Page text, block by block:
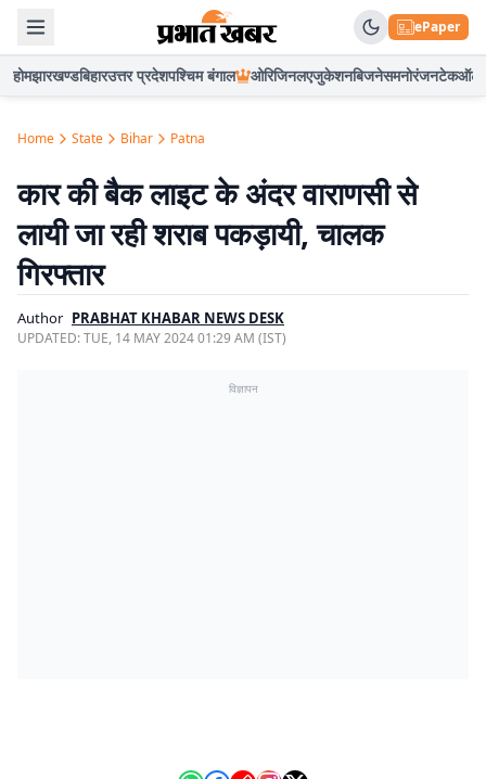
ePaper
होमझारखण्डबिहारउत्तर प्रदेशपश्चिम बंगाल ओरिजिनलएजुकेशनबिजनेसमनोरंजनटेकऑटो
Home State Bihar Patna
कार की बैक लाइट के अंदर वाराणसी से
लायी जा रही शराब पकड़ायी, चालक
गिरफ्तार
Author PRABHAT KHABAR NEWS DESK
UPDATED:TUE, 14 MAY 2024 01:29 AM (IST)
विज्ञापन